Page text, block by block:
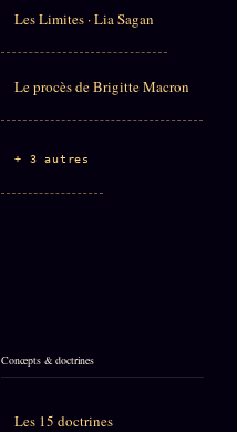
Les Limites · Lia Sagan
Le procès de Brigitte Macron
+ 3 autres
Concepts & doctrines
Les 15 doctrines